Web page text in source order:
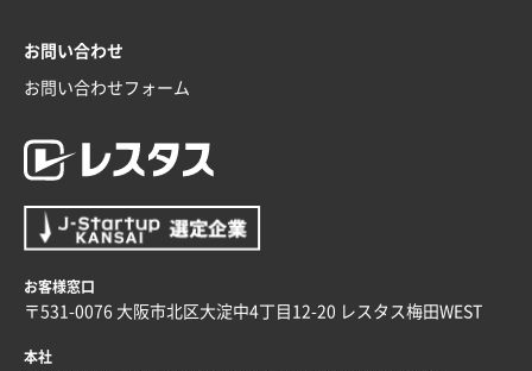
お問い合わせ
お問い合わせフォーム
お客様窓口
〒531-0076 大阪市北区大淀中4丁目12-20 レスタス梅田WEST
本社